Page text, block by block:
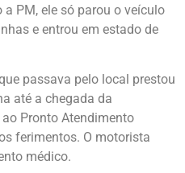
a PM, ele só parou o veículo
e entrou em estado de
passava pelo local prestou
até a chegada da
Pronto Atendimento
ferimentos. O motorista
médico.